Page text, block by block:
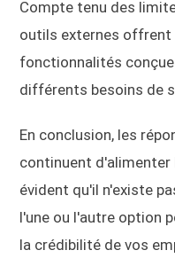
Compte tenu des
outils externes offrent
fonctionnalités
différents besoins de
En conclusion, les
continuent
évident qu'il n'existe
l'une ou l'autre option
la crédibilité de vos